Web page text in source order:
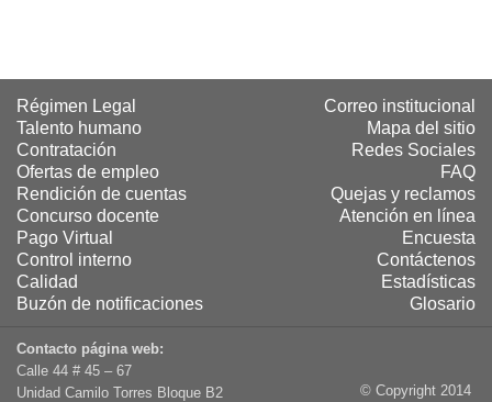
Régimen Legal
Talento humano
Contratación
Ofertas de empleo
Rendición de cuentas
Concurso docente
Pago Virtual
Control interno
Calidad
Buzón de notificaciones
Correo institucional
Mapa del sitio
Redes Sociales
FAQ
Quejas y reclamos
Atención en línea
Encuesta
Contáctenos
Estadísticas
Glosario
Contacto página web:
Calle 44 # 45 – 67
Unidad Camilo Torres Bloque B2
© Copyright 2014